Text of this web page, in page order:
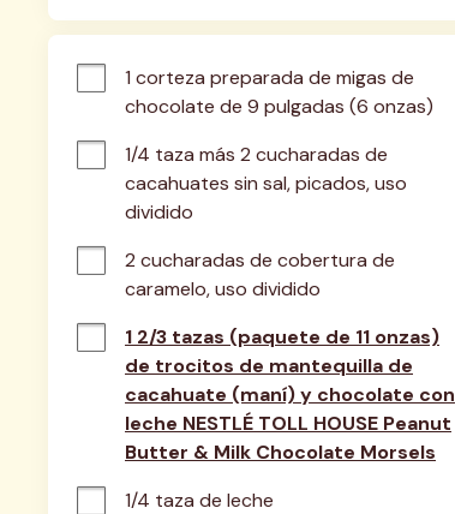
1 corteza preparada de migas de
chocolate de 9 pulgadas (6 onzas)
1/4 taza más 2 cucharadas de
cacahuates sin sal, picados, uso
dividido
2 cucharadas de cobertura de
caramelo, uso dividido
1 2/3 tazas (paquete de 11 onzas)
de trocitos de mantequilla de
cacahuate (maní) y chocolate con
leche NESTLÉ TOLL HOUSE Peanut
Butter & Milk Chocolate Morsels
1/4 taza de leche